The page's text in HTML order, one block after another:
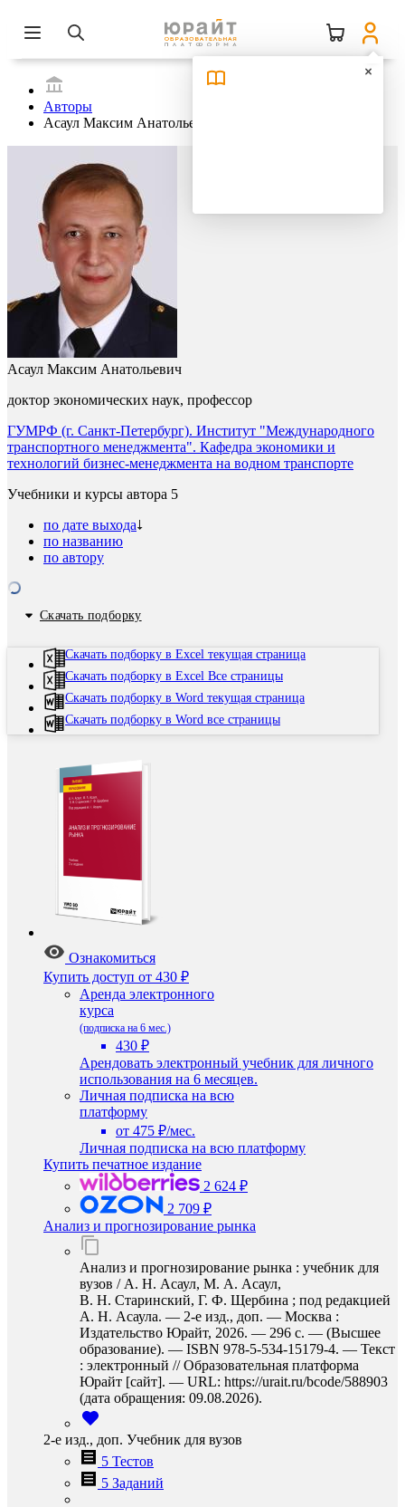
Авторы
Асаул Максим Анатольевич
Асаул Максим Анатольевич
доктор экономических наук, профессор
ГУМРФ (г. Санкт-Петербург). Институт "Международного
транспортного менеджмента". Кафедра экономики и
технологий бизнес-менеджмента на водном транспорте
Учебники и курсы автора 5
по дате выхода
по названию
по автору
Скачать подборку
Скачать подборку в Excel текущая страница
Скачать подборку в Excel Все страницы
Скачать подборку в Word текущая страница
Скачать подборку в Word все страницы
Ознакомиться
Купить доступ от 430 ₽
Аренда электронного
курса
(подписка на 6 мес.)
430 ₽
Арендовать электронный учебник для личного
использования на 6 месяцев.
Личная подписка на всю
платформу
от 475 ₽/мес.
Личная подписка на всю платформу
Купить печатное издание
2 624 ₽
2 709 ₽
Анализ и прогнозирование рынка
Анализ и прогнозирование рынка : учебник для
вузов / А. Н. Асаул, М. А. Асаул,
В. Н. Старинский, Г. Ф. Щербина ; под редакцией
А. Н. Асаула. — 2-е изд., доп. — Москва :
Издательство Юрайт, 2026. — 296 с. — (Высшее
образование). — ISBN 978-5-534-15179-4. — Текст
: электронный // Образовательная платформа
Юрайт [сайт]. — URL: https://urait.ru/bcode/588903
(дата обращения: 09.08.2026).
2-е изд., доп. Учебник для вузов
5 Тестов
5 Заданий